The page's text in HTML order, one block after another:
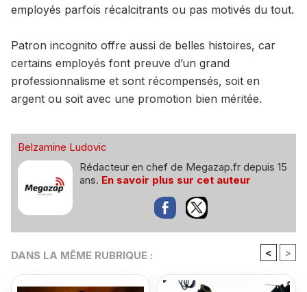
employés parfois récalcitrants ou pas motivés du tout.
Patron incognito offre aussi de belles histoires, car
certains employés font preuve d’un grand
professionnalisme et sont récompensés, soit en
argent ou soit avec une promotion bien méritée.
Belzamine Ludovic
Rédacteur en chef de Megazap.fr depuis 15
ans. En savoir plus sur cet auteur
DANS LA MÊME RUBRIQUE : < >